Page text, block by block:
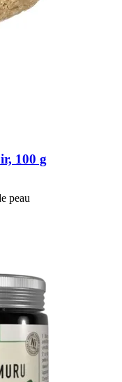
100 g
peau